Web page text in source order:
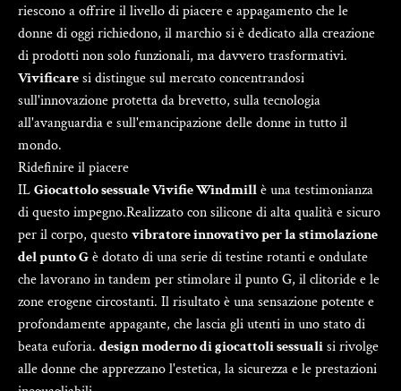
riescono a offrire il livello di piacere e appagamento che le
donne di oggi richiedono, il marchio si è dedicato alla creazione
di prodotti non solo funzionali, ma davvero trasformativi.
Vivificaresi distingue sul mercato concentrandosi
sull'innovazione protetta da brevetto, sulla tecnologia
all'avanguardia e sull'emancipazione delle donne in tutto il
mondo.
Ridefinire il piacere
ILGiocattolo sessuale Vivifie Windmillè una testimonianza
di questo impegno.Realizzato con silicone di alta qualità e sicuro
per il corpo, questovibratore innovativo per la stimolazione
del punto Gè dotato di una serie di testine rotanti e ondulate
che lavorano in tandem per stimolare il punto G, il clitoride e le
zone erogene circostanti. Il risultato è una sensazione potente e
profondamente appagante, che lascia gli utenti in uno stato di
beata euforia. design moderno di giocattoli sessualisi rivolge
alle donne che apprezzano l'estetica, la sicurezza e le prestazioni